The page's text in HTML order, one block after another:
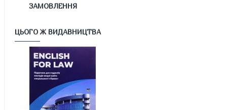
ЗАМОВЛЕННЯ
ЦЬОГО Ж ВИДАВНИЦТВА